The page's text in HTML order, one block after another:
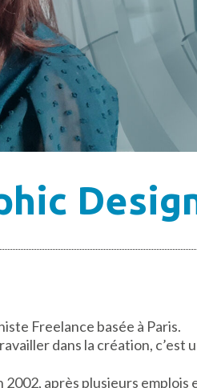
Freelance basée à Paris.
dans la création, c’est
après plusieurs emplois